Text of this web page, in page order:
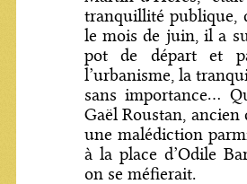
tranquillité publique,
le mois de juin, il a
pot de départ et
l’urbanisme, la
sans importance…
Gaël Roustan,
une malédiction
à la place d’Odile
on se méfierait.